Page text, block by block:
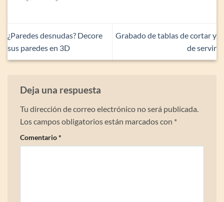
¿Paredes desnudas? Decore
sus paredes en 3D
Grabado de tablas de cortar y
de servir
Deja una respuesta
Tu dirección de correo electrónico no será publicada.
Los campos obligatorios están marcados con *
Comentario*